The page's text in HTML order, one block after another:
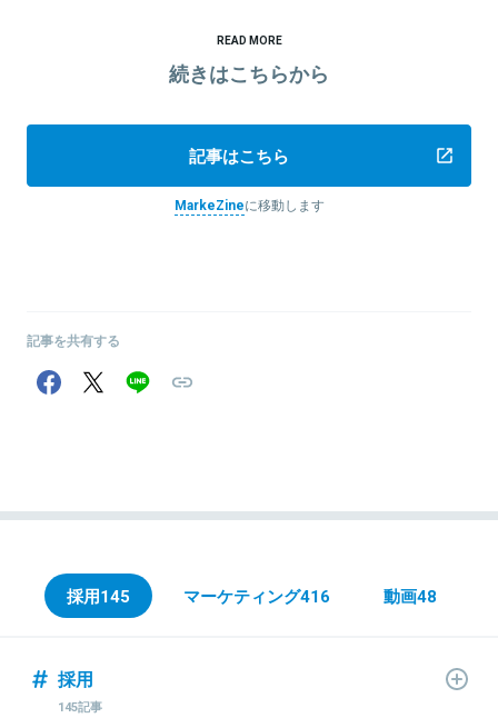
READ MORE
続きはこちらから
記事はこちら
MarkeZineに移動します
記事を共有する
採用145 マーケティング416 動画48
採用
145記事